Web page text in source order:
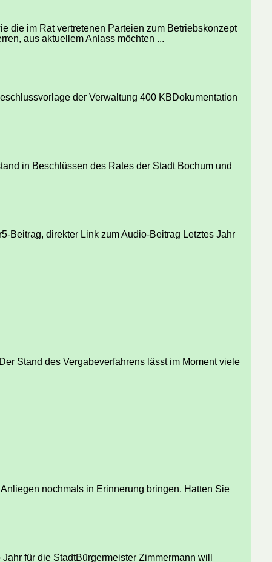
die im Rat vertretenen Parteien zum Betriebskonzept
aus aktuellem Anlass möchten ...
der Verwaltung 400 KBDokumentation
in Beschlüssen des Rates der Stadt Bochum und
Beitrag, direkter Link zum Audio-Beitrag Letztes Jahr
Stand des Vergabeverfahrens lässt im Moment viele
nochmals in Erinnerung bringen. Hatten Sie
für die StadtBürgermeister Zimmermann will